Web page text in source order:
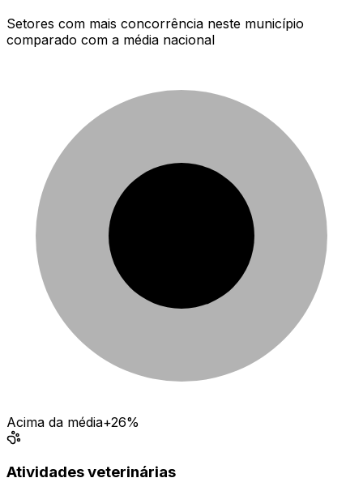
Setores com mais concorrência neste município
comparado com a média nacional
Acima da média+26%
Atividades veterinárias